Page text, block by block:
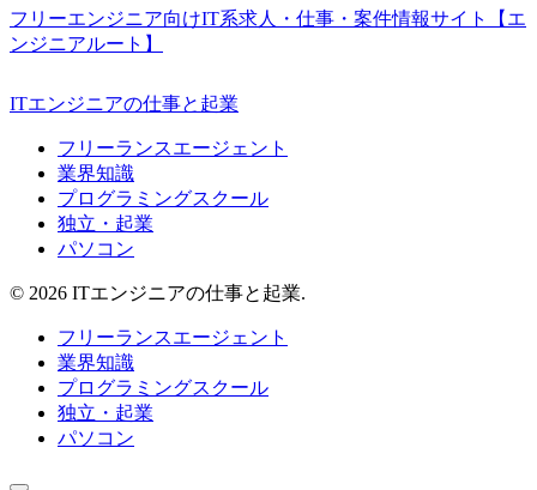
フリーエンジニア向けIT系求人・仕事・案件情報サイト【エ
ンジニアルート】
ITエンジニアの仕事と起業
フリーランスエージェント
業界知識
プログラミングスクール
独立・起業
パソコン
© 2026 ITエンジニアの仕事と起業.
フリーランスエージェント
業界知識
プログラミングスクール
独立・起業
パソコン